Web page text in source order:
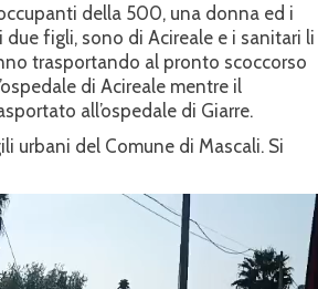
della 500, una donna ed i
due figli, sono di Acireale e i sanitari li
trasportando al pronto scoccorso
di Acireale mentre il
all’ospedale di Giarre.
urbani del Comune di Mascali. Si